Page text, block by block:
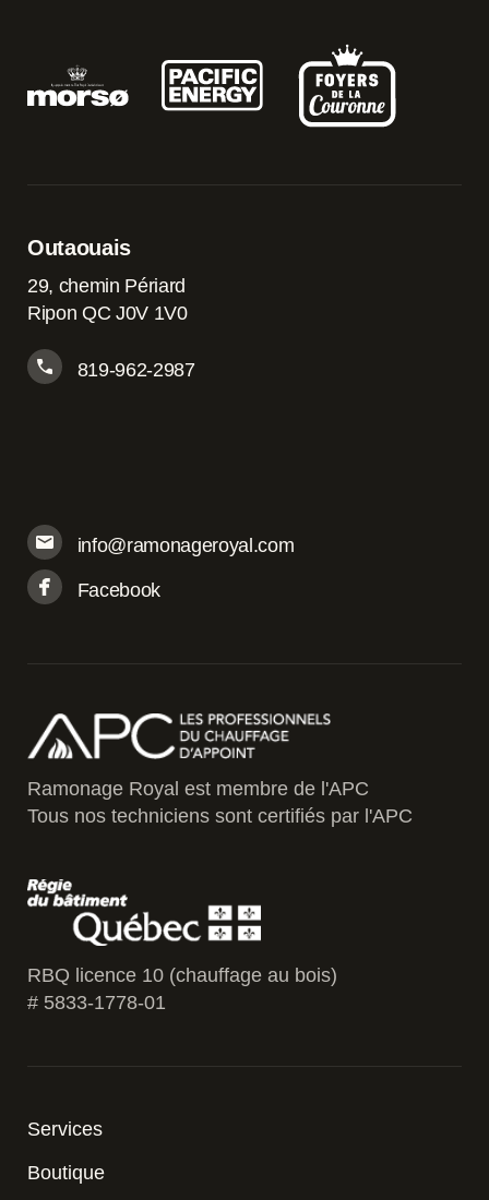
Outaouais
29, chemin Périard
Ripon QC J0V 1V0
819-962-2987
info@ramonageroyal.com
Facebook
Ramonage Royal est membre de l'APC
Tous nos techniciens sont certifiés par l'APC
RBQ licence 10 (chauffage au bois)
# 5833-1778-01
Services
Boutique